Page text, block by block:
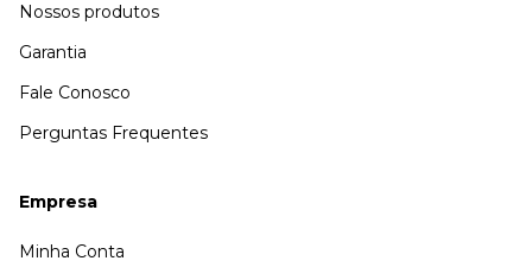
Nossos produtos
Garantia
Fale Conosco
Perguntas Frequentes
Empresa
Minha Conta